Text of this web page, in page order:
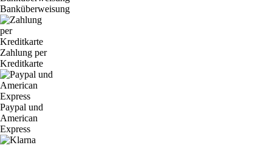
Banküberweisung
Zahlung per
Kreditkarte
Paypal und
American
Express